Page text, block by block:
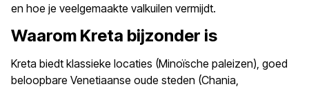
en hoe je veelgemaakte valkuilen vermijdt.
Waarom Kreta bijzonder is
Kreta biedt klassieke locaties (Minoïsche paleizen), goed
beloopbare Venetiaanse oude steden (Chania,